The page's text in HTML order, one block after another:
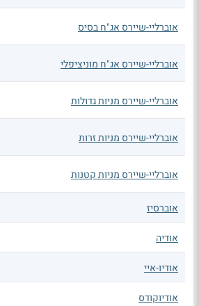
אוברליי-שיירס אג"ח בסיס
אוברליי-שיירס אג"ח מוניציפלי
אוברליי-שיירס מניות גדולות
אוברליי-שיירס מניות זרות
אוברליי-שיירס מניות קטנות
אוברסיז
אודיה
אודיו-איי
אודיוקודס